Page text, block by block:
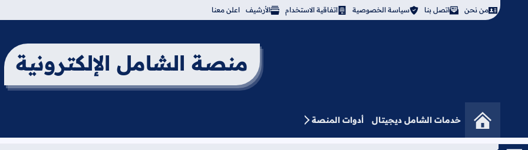
من نحن اتصل بنا سياسة الخصوصية اتفاقية الاستخدام الأرشيف اعلن معنا
منصة الشامل الإلكترونية
خدمات الشامل ديجيتال أدوات المنصة